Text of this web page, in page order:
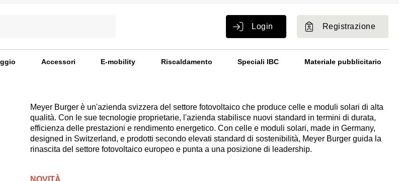
Login Registrazione
Accessori E-mobility Riscaldamento Speciali IBC Materiale pubblicitario
Meyer Burger è un'azienda svizzera del settore fotovoltaico che produce celle e moduli solari di alta
qualità. Con le sue tecnologie proprietarie, l'azienda stabilisce nuovi standard in termini di durata,
efficienza delle prestazioni e rendimento energetico. Con celle e moduli solari, made in Germany,
designed in Switzerland, e prodotti secondo elevati standard di sostenibilità, Meyer Burger guida la
rinascita del settore fotovoltaico europeo e punta a una posizione di leadership.
NOVITÀ